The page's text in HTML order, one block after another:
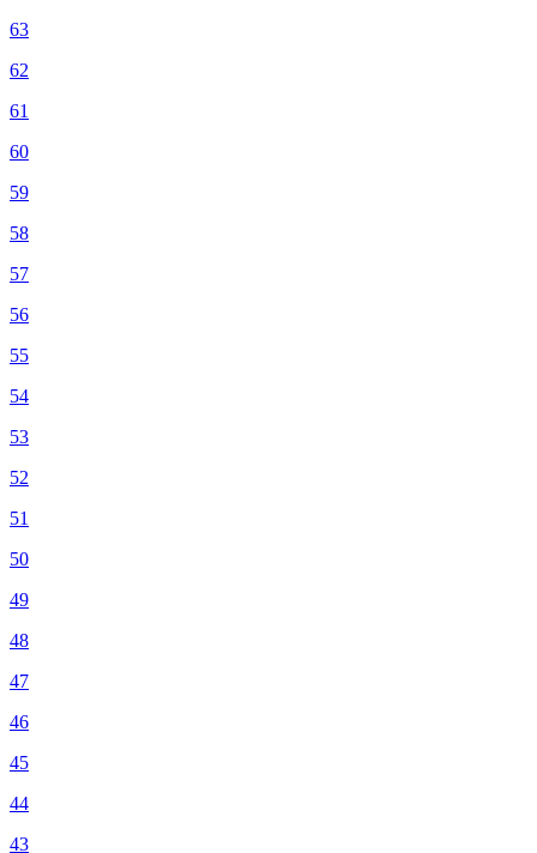
63
62
61
60
59
58
57
56
55
54
53
52
51
50
49
48
47
46
45
44
43